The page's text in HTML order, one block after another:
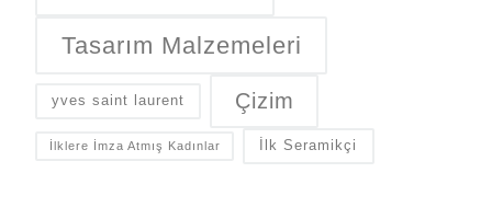
Tasarım Malzemeleri
yves saint laurent Çizim
İlklere İmza Atmış Kadınlar İlk Seramikçi